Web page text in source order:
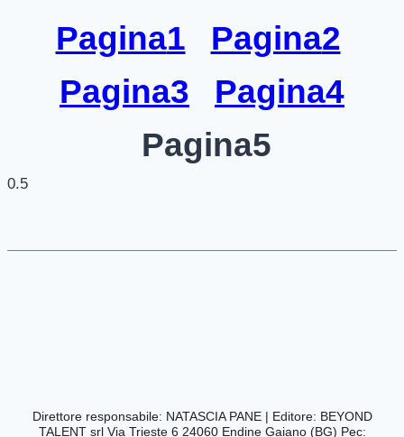
Pagina1 Pagina2
Pagina3 Pagina4
Pagina5
Direttore responsabile: NATASCIA PANE | Editore: BEYOND
TALENT srl Via Trieste 6 24060 Endine Gaiano (BG) Pec: